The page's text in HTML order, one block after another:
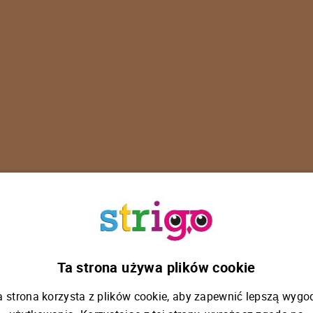
Ups!
Ta strona używa plików cookie
strona korzysta z plików cookie, aby zapewnić lepszą